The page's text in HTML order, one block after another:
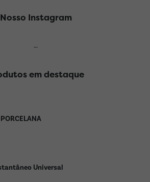
Nosso Instagram
…
em destaque
Universal